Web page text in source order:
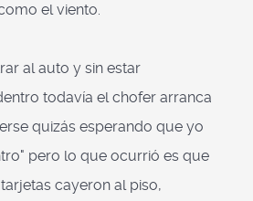
el viento.
al auto y sin estar
todavía el chofer arranca
quizás esperando que yo
pero lo que ocurrió es que
cayeron al piso,